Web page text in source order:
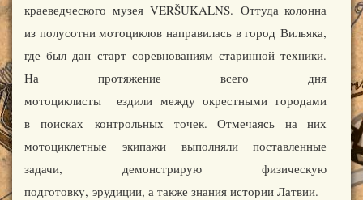
краеведческого музея VERŠUKALNS. Оттуда колонна
из полусотни мотоциклов направилась в город Вильяка,
где был дан старт соревнованиям старинной техники.
На протяжение всего дня
мотоциклисты ездили между окрестными городами
в поисках контрольных точек. Отмечаясь на них
мотоциклетные экипажи выполняли поставленные
задачи, демонстрирую физическую
подготовку, эрудиции, а также знания истории Латвии.